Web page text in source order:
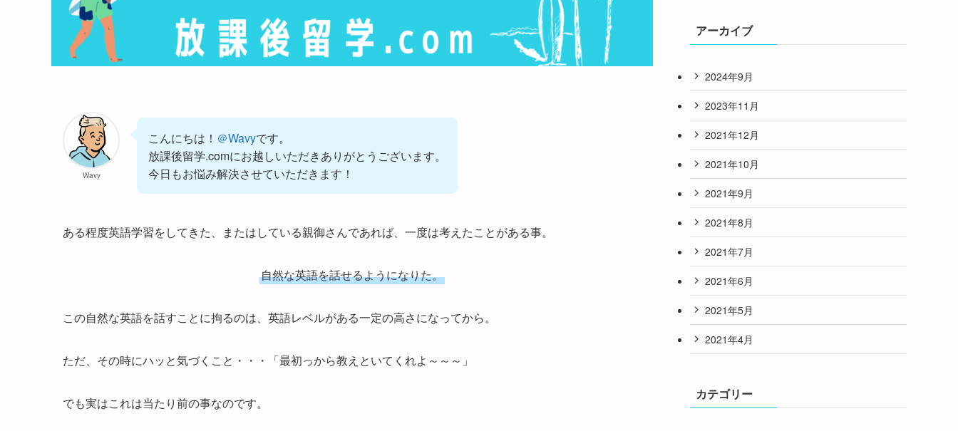
Wavy
こんにちは！ ＠Wavyです。
放課後留学.comにお越しいただきありがとうございます。
今日もお悩み解決させていただきます！
ある程度英語学習をしてきた、またはしている親御さんであれば、一度は考えたことがある事。
自然な英語を話せるようになりた。
この自然な英語を話すことに拘るのは、英語レベルがある一定の高さになってから。
ただ、その時にハッと気づくこと・・・「最初っから教えといてくれよ～～～」
でも実はこれは当たり前の事なのです。
アーカイブ
2024年9月
2023年11月
2021年12月
2021年10月
2021年9月
2021年8月
2021年7月
2021年6月
2021年5月
2021年4月
カテゴリー